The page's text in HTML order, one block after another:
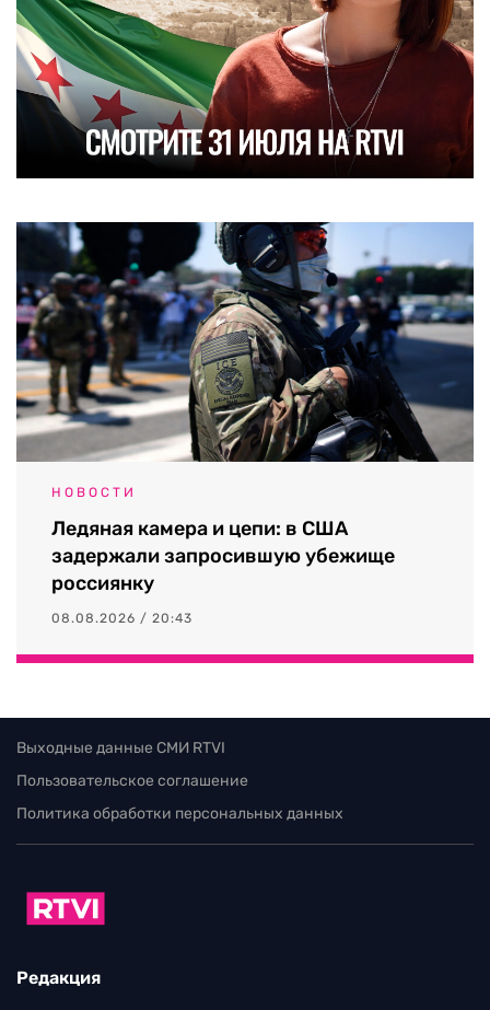
НОВОСТИ
Ледяная камера и цепи: в США
задержали запросившую убежище
россиянку
08.08.2026 / 20:43
Выходные данные СМИ RTVI
Пользовательское соглашение
Политика обработки персональных данных
Редакция